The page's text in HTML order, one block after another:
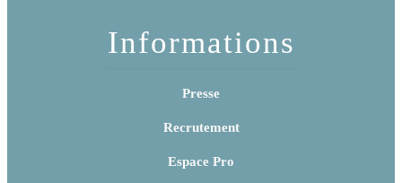
Informations
Presse
Recrutement
Espace Pro